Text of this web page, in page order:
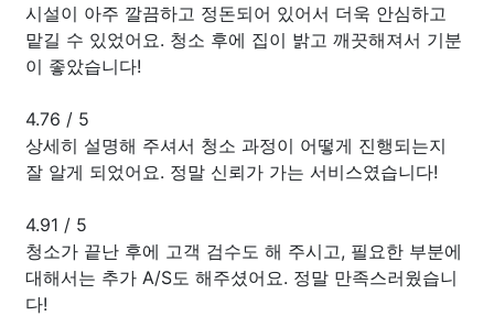
시설이 아주 깔끔하고 정돈되어 있어서 더욱 안심하고
맡길 수 있었어요. 청소 후에 집이 밝고 깨끗해져서 기분
이 좋았습니다!
4.76 / 5
상세히 설명해 주셔서 청소 과정이 어떻게 진행되는지
잘 알게 되었어요. 정말 신뢰가 가는 서비스였습니다!
4.91 / 5
청소가 끝난 후에 고객 검수도 해 주시고, 필요한 부분에
대해서는 추가 A/S도 해주셨어요. 정말 만족스러웠습니
다!